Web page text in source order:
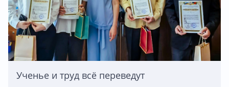
Ученье и труд всё переведут